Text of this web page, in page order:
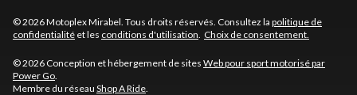
© 2026 Motoplex Mirabel. Tous droits réservés. Consultez la politique de
confidentialité et les conditions d'utilisation Choix de consentement.
© 2026 Conception et hébergement de sites Web pour sport motorisé par
Power Go
Membre du réseau Shop A Ride